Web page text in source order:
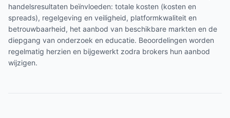
handelsresultaten beïnvloeden: totale kosten (kosten en
spreads), regelgeving en veiligheid, platformkwaliteit en
betrouwbaarheid, het aanbod van beschikbare markten en de
diepgang van onderzoek en educatie. Beoordelingen worden
regelmatig herzien en bijgewerkt zodra brokers hun aanbod
wijzigen.